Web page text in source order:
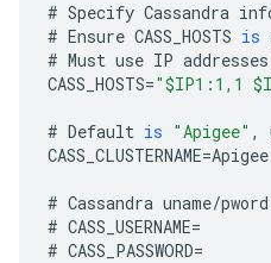
# Specify Cassandra
# Ensure CASS_HOSTS is
# Must use IP addresses
CASS_HOSTS="$IP1:1,1
# Default is "Apigee" ,
CASS_CLUSTERNAME=Apigee
# Cassandra uname/pword
# CASS_USERNAME=
# CASS_PASSWORD=